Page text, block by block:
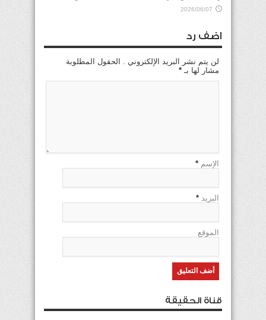
2026/06/07
اضف رد
لن يتم نشر البريد الإلكتروني . الحقول المطلوبة
مشار لها بـ *
الإسم *
البريد *
الموقع
قناة الحقيقة